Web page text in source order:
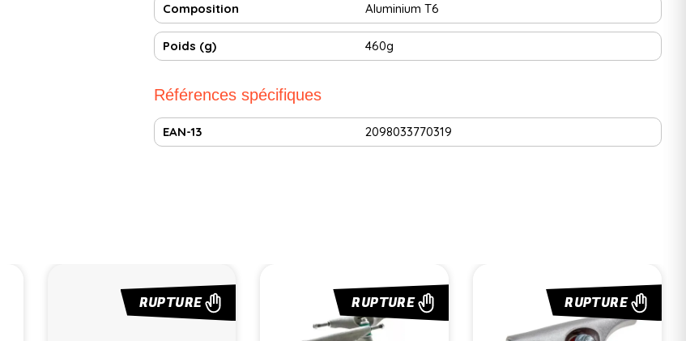
Composition Aluminium T6
Poids (g) 460g
Références spécifiques
EAN-13 2098033770319
RUPTURE RUPTURE RUPTURE